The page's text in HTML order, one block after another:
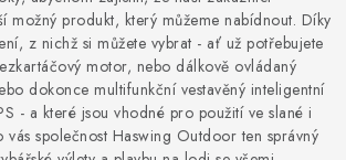
možný produkt, který můžeme nabídnout. Díky
z nichž si můžete vybrat - ať už potřebujete
motor, nebo dálkově ovládaný
dokonce multifunkční vestavěný inteligentní
- a které jsou vhodné pro použití ve slané i
společnost Haswing Outdoor ten správný